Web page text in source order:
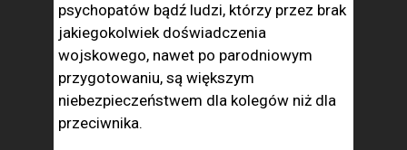
psychopatów bądź ludzi, którzy przez brak
jakiegokolwiek doświadczenia
wojskowego, nawet po parodniowym
przygotowaniu, są większym
niebezpieczeństwem dla kolegów niż dla
przeciwnika.